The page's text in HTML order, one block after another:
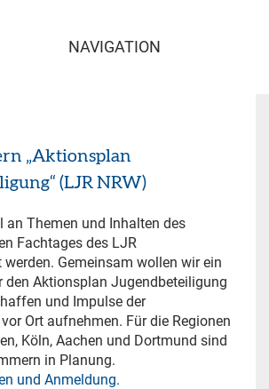
NAVIGATION
„Aktionsplan
(LJR NRW)
an Themen und Inhalten des
Fachtages des LJR
werden. Gemeinsam wollen wir ein
den Aktionsplan Jugendbeteiligung
und Impulse der
Ort aufnehmen. Für die Regionen
Köln, Aachen und Dortmund sind
in Planung.
und Anmeldung.